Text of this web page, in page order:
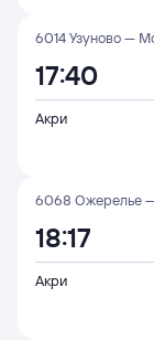
6014 Узуново —
17:40
Акри
6068 Ожерелье
18:17
Акри